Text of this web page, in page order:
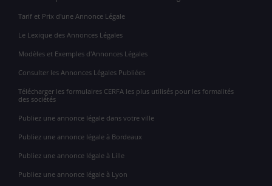
Tarif et Prix d'une Annonce Légale
Le Lexique des Annonces Légales
Modèles et Exemples d'Annonces Légales
Consulter les Annonces Légales Publiées
Télécharger les formulaires CERFA les plus utilisés pour les formalités
des sociétés
Publiez une annonce légale dans votre ville
Publiez une annonce légale à Bordeaux
Publiez une annonce légale à Lille
Publiez une annonce légale à Lyon